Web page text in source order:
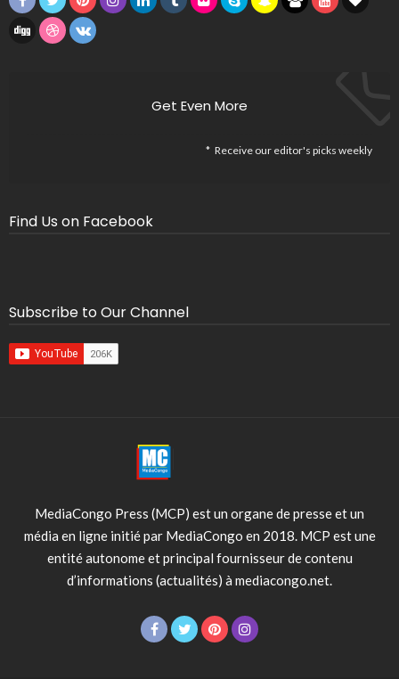
Get Even More
Receive our editor's picks weekly
Find Us on Facebook
Subscribe to Our Channel
MediaCongo Press (MCP) est un organe de presse et un
média en ligne initié par MediaCongo en 2018. MCP est une
entité autonome et principal fournisseur de contenu
d’informations (actualités) à mediacongo.net.